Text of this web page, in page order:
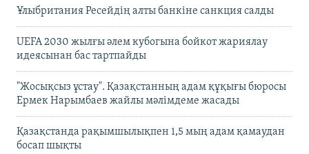
Ұлыбритания Ресейдің алты банкіне санкция салды
UEFA 2030 жылғы әлем кубогына бойкот жариялау
идеясынан бас тартпайды
"Жосықсыз ұстау". Қазақстанның адам құқығы бюросы
Ермек Нарымбаев жайлы мәлімдеме жасады
Қазақстанда рақымшылықпен 1,5 мың адам қамаудан
босап шықты